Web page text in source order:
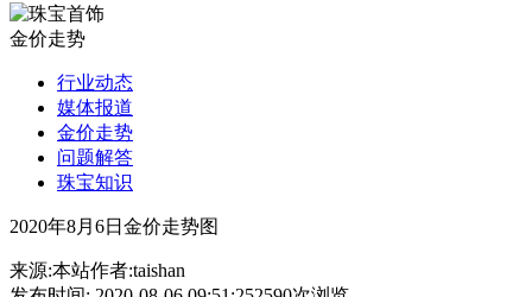
金价走势
行业动态
媒体报道
金价走势
问题解答
珠宝知识
2020年8月6日金价走势图
来源:本站作者:taishan